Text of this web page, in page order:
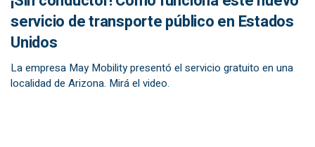
servicio de transporte público en Estados
Unidos
La empresa May Mobility presentó el servicio gratuito en una
localidad de Arizona. Mirá el video.